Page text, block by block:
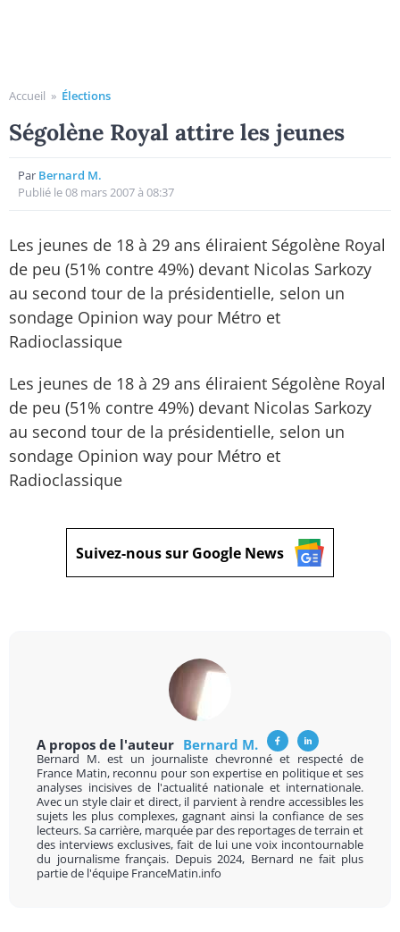
Accueil » Élections
Ségolène Royal attire les jeunes
Par Bernard M.
Publié le 08 mars 2007 à 08:37
Les jeunes de 18 à 29 ans éliraient Ségolène Royal
de peu (51% contre 49%) devant Nicolas Sarkozy
au second tour de la présidentielle, selon un
sondage Opinion way pour Métro et
Radioclassique
Les jeunes de 18 à 29 ans éliraient Ségolène Royal
de peu (51% contre 49%) devant Nicolas Sarkozy
au second tour de la présidentielle, selon un
sondage Opinion way pour Métro et
Radioclassique
Suivez-nous sur Google News
A propos de l'auteur Bernard M.
Bernard M. est un journaliste chevronné et respecté de
France Matin, reconnu pour son expertise en politique et ses
analyses incisives de l'actualité nationale et internationale.
Avec un style clair et direct, il parvient à rendre accessibles les
sujets les plus complexes, gagnant ainsi la confiance de ses
lecteurs. Sa carrière, marquée par des reportages de terrain et
des interviews exclusives, fait de lui une voix incontournable
du journalisme français. Depuis 2024, Bernard ne fait plus
partie de l'équipe FranceMatin.info